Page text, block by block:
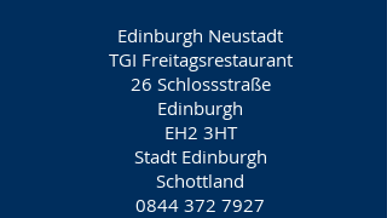
Edinburgh Neustadt
TGI Freitagsrestaurant
26 Schlossstraße
Edinburgh
EH2 3HT
Stadt Edinburgh
Schottland
0844 372 7927